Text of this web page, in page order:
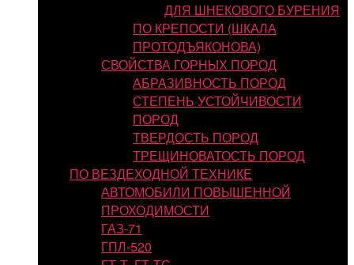
ДЛЯ ШНЕКОВОГО БУРЕНИЯ
ПО КРЕПОСТИ (ШКАЛА
ПРОТОДЪЯКОНОВА)
СВОЙСТВА ГОРНЫХ ПОРОД
АБРАЗИВНОСТЬ ПОРОД
СТЕПЕНЬ УСТОЙЧИВОСТИ
ПОРОД
ТВЕРДОСТЬ ПОРОД
ТРЕЩИНОВАТОСТЬ ПОРОД
ПО ВЕЗДЕХОДНОЙ ТЕХНИКЕ
АВТОМОБИЛИ ПОВЫШЕННОЙ
ПРОХОДИМОСТИ
ГАЗ-71
ГПЛ-520